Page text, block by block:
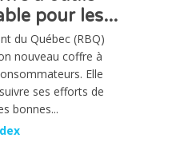
pour les...
du Québec (RBQ)
nouveau coffre à
Elle
ses efforts de
bonnes...